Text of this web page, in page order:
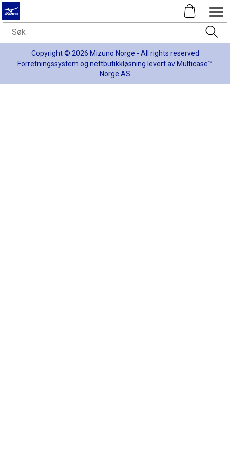
Copyright © 2026 Mizuno Norge - All rights reserved
Forretningssystem og nettbutikkløsning levert av Multicase™
Norge AS